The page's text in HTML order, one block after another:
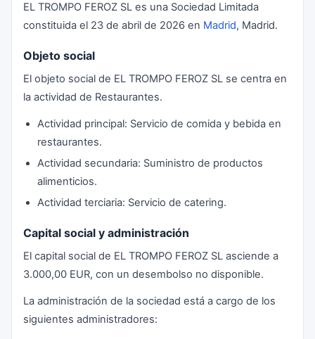
EL TROMPO FEROZ SL es una Sociedad Limitada
constituida el 23 de abril de 2026 en Madrid, Madrid.
Objeto social
El objeto social de EL TROMPO FEROZ SL se centra en
la actividad de Restaurantes.
Actividad principal: Servicio de comida y bebida en
restaurantes.
Actividad secundaria: Suministro de productos
alimenticios.
Actividad terciaria: Servicio de catering.
Capital social y administración
El capital social de EL TROMPO FEROZ SL asciende a
3.000,00 EUR, con un desembolso no disponible.
La administración de la sociedad está a cargo de los
siguientes administradores: